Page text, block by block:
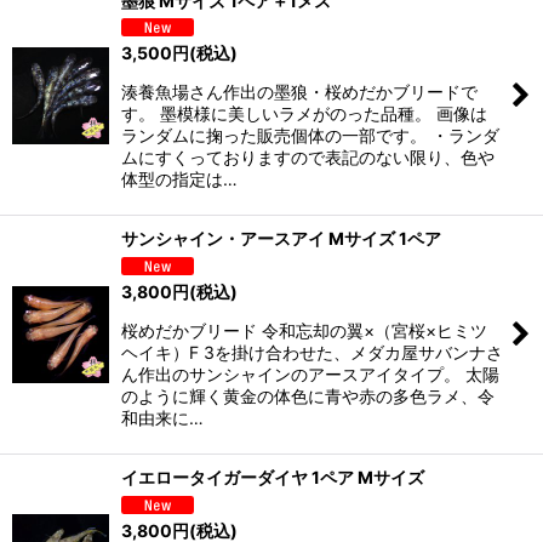
並び順:
絞り込む
3,500円(税込)
湊養魚場さん作出の墨狼・桜めだかブリードで
す。 墨模様に美しいラメがのった品種。 画像は
ランダムに掬った販売個体の一部です。 ・ランダ
ムにすくっておりますので表記のない限り、色や
体型の指定は…
サンシャイン・アースアイ Mサイズ 1ペア
3,800円(税込)
桜めだかブリード 令和忘却の翼×（宮桜×ヒミツ
ヘイキ）F 3を掛け合わせた、メダカ屋サバンナさ
ん作出のサンシャインのアースアイタイプ。 太陽
のように輝く黄金の体色に青や赤の多色ラメ、令
和由来に…
イエロータイガーダイヤ 1ペア Mサイズ
3,800円(税込)